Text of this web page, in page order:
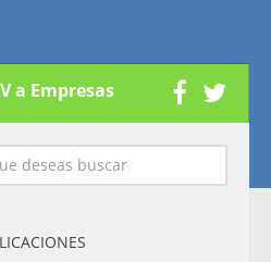
a Empresas